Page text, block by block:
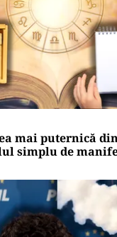
mai puternică
simplu de